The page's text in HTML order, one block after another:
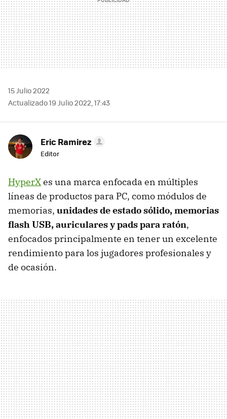
15 Julio 2022
Actualizado 19 Julio 2022, 17:43
Eric Ramirez
Editor
HyperXes una marca enfocada en múltiples
líneas de productos para PC, como módulos de
memorias, unidades de estado sólido, memorias
flash USB, auriculares y pads para ratón,
enfocados principalmente en tener un excelente
rendimiento para los jugadores profesionales y
de ocasión.